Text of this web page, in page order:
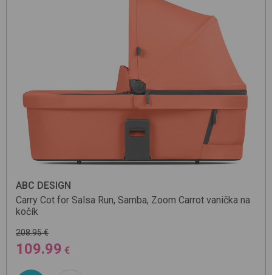
ABC DESIGN
Carry Cot for Salsa Run, Samba, Zoom Carrot vanička na
kočík
208.95 €
109.99 €